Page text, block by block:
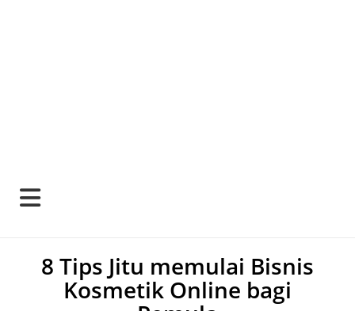
8 Tips Jitu memulai Bisnis
Kosmetik Online bagi